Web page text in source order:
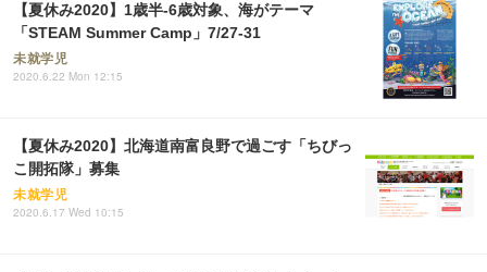
【夏休み2020】1歳半-6歳対象、海がテーマ
「STEAM Summer Camp」7/27-31
未就学児
2020.6.22 Mon 12:15
【夏休み2020】北海道南富良野で過ごす「ちびっ
こ開拓隊」募集
未就学児
2020.6.17 Wed 10:15